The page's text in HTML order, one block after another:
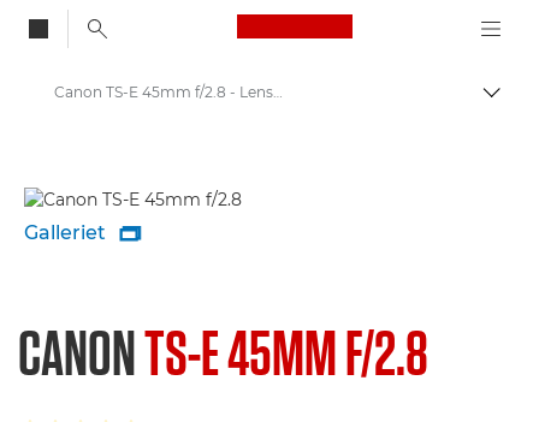
Canon Logo, back
Skift
Canon TS-E 45mm f/2.8 - Lenses - Camera & Photo lenses
Galleriet 
CANONTS-E 45MM F/2.8